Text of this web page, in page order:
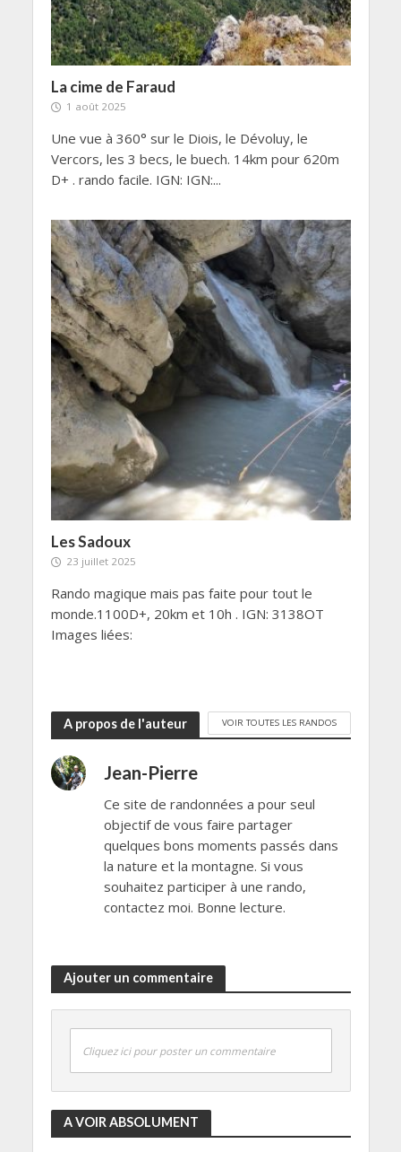
La cime de Faraud
1 août 2025
Une vue à 360° sur le Diois, le Dévoluy, le
Vercors, les 3 becs, le buech. 14km pour 620m
D+ . rando facile. IGN: IGN:...
Les Sadoux
23 juillet 2025
Rando magique mais pas faite pour tout le
monde.1100D+, 20km et 10h . IGN: 3138OT
Images liées:
A propos de l'auteur VOIR TOUTES LES RANDOS
Jean-Pierre
Ce site de randonnées a pour seul
objectif de vous faire partager
quelques bons moments passés dans
la nature et la montagne. Si vous
souhaitez participer à une rando,
contactez moi. Bonne lecture.
Ajouter un commentaire
Cliquez ici pour poster un commentaire
A VOIR ABSOLUMENT